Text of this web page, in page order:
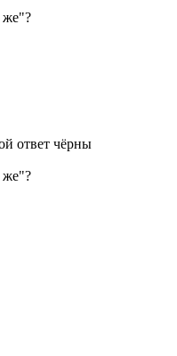
же"?
ответ чёрны
же"?